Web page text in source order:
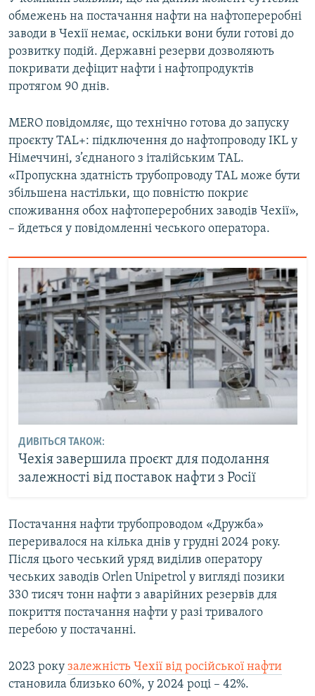
Усі сайти RFE/RL
обмежень на постачання нафти на нафтопереробні
заводи в Чехії немає, оскільки вони були готові до
розвитку подій. Державні резерви дозволяють
покривати дефіцит нафти і нафтопродуктів
протягом 90 днів.
MERO повідомляє, що технічно готова до запуску
проєкту TAL+: підключення до нафтопроводу IKL у
Німеччині, з’єднаного з італійським TAL.
«Пропускна здатність трубопроводу TAL може бути
збільшена настільки, що повністю покриє
споживання обох нафтопереробних заводів Чехії»,
– йдеться у повідомленні чеського оператора.
ДИВІТЬСЯ ТАКОЖ:
Чехія завершила проєкт для подолання
залежності від поставок нафти з Росії
Постачання нафти трубопроводом «Дружба»
переривалося на кілька днів у грудні 2024 року.
Після цього чеський уряд виділив оператору
чеських заводів Orlen Unipetrol у вигляді позики
330 тисяч тонн нафти з аварійних резервів для
покриття постачання нафти у разі тривалого
перебою у постачанні.
2023 року залежність Чехії від російської нафти
становила близько 60%, у 2024 році – 42%.